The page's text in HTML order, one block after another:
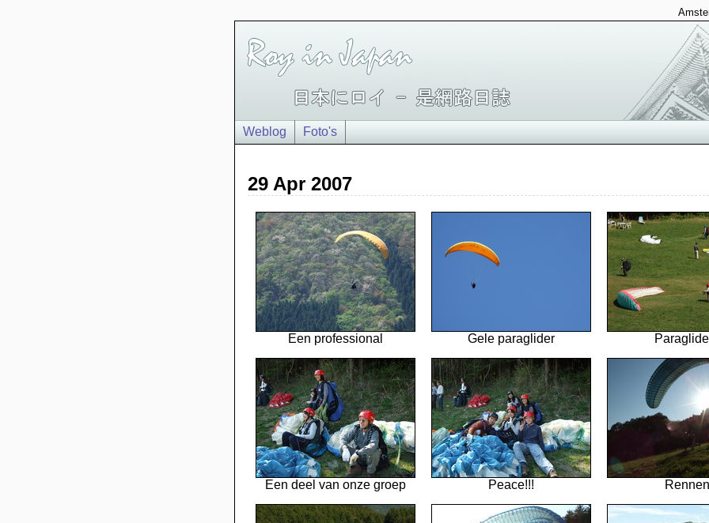
Weblog Foto's
29 Apr 2007
Een professional Gele paraglider
Een deel van onze groep Peace!!! Rennen